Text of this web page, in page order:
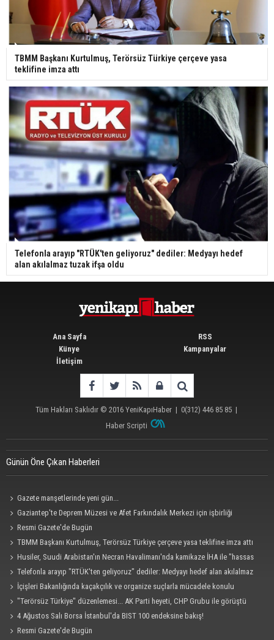
TBMM Başkanı Kurtulmuş, Terörsüz Türkiye çerçeve yasa
teklifine imza attı
Telefonla arayıp "RTÜK'ten geliyoruz" dediler: Medyayı hedef
alan akılalmaz tuzak ifşa oldu
Ana Sayfa
Künye
İletişim
RSS
Kampanyalar
Tüm Hakları Saklıdır © 2016 YeniKapıHaber| 0(312) 446 85 85|
Haber Scripti
Günün Öne Çıkan Haberleri
Gazete manşetlerinde yeni gün...
Gaziantep'te Deprem Müzesi ve Afet Farkındalık Merkezi için işbirliği
protokolü imzalandı
Resmi Gazete'de Bugün
TBMM Başkanı Kurtulmuş, Terörsüz Türkiye çerçeve yasa teklifine imza attı
Husiler, Suudi Arabistan'ın Necran Havalimanı'nda kamikaze İHA ile "hassas
bir hedefi" vurduklarını açıkladı
Telefonla arayıp "RTÜK'ten geliyoruz" dediler: Medyayı hedef alan akılalmaz
tuzak ifşa oldu
İçişleri Bakanlığında kaçakçılık ve organize suçlarla mücadele konulu
güvenlik toplantısı yapıldı
"Terörsüz Türkiye" düzenlemesi... AK Parti heyeti, CHP Grubu ile görüştü
4 Ağustos Salı Borsa İstanbul'da BIST 100 endeksine bakış!
Resmi Gazete'de Bugün